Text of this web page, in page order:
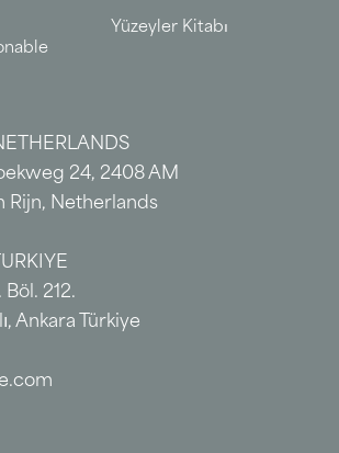
Yüzeyler Kitabı
24, 2408 AM
Rijn, Netherlands
Böl. 212.
Ankara Türkiye